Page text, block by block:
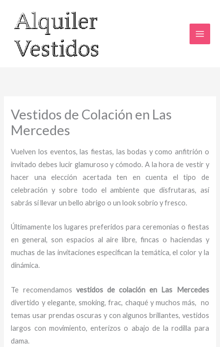
contenido
Vestidos de Colación en Las
Mercedes
Vuelven los eventos, las fiestas, las bodas y como anfitrión o
invitado debes lucir glamuroso y cómodo. A la hora de vestir y
hacer una elección acertada ten en cuenta el tipo de
celebración y sobre todo el ambiente que disfrutaras, así
sabrás si llevar un bello abrigo o un look sobrio y fresco.
Últimamente los lugares preferidos para ceremonias o fiestas
en general, son espacios al aire libre, fincas o haciendas y
muchas de las invitaciones especifican la temática, el color y la
dinámica.
Te recomendamos vestidos decolación en Las Mercedes
divertido y elegante, smoking, frac, chaqué y muchos más, no
temas usar prendas oscuras y con algunos brillantes, vestidos
largos con movimiento, enterizos o abajo de la rodilla para
dama.